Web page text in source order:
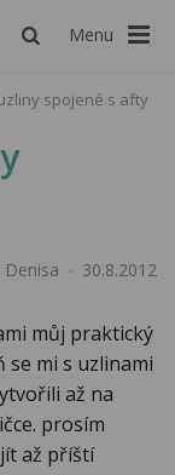
Menu
spojené s afty
Denisa 30.8.2012
můj praktický
mi s uzlinami
až na
prosím
až příští